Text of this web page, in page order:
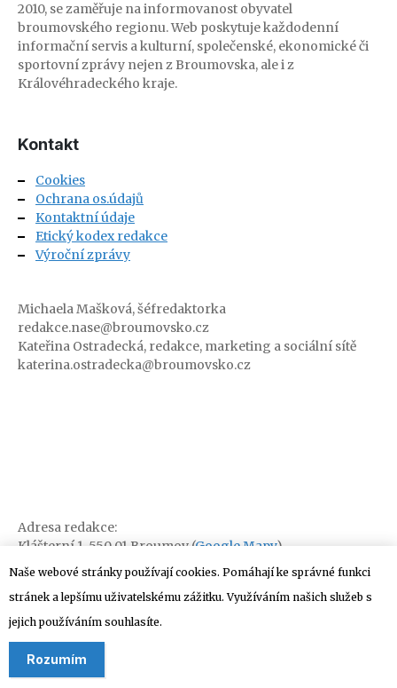
2010, se zaměřuje na informovanost obyvatel
broumovského regionu. Web poskytuje každodenní
informační servis a kulturní, společenské, ekonomické či
sportovní zprávy nejen z Broumovska, ale i z
Královéhradeckého kraje.
Kontakt
Cookies
Ochrana os.údajů
Kontaktní údaje
Etický kodex redakce
Výroční zprávy
Michaela Mašková, šéfredaktorka
redakce.nase@broumovsko.cz
Kateřina Ostradecká, redakce, marketing a sociální sítě
katerina.ostradecka@broumovsko.cz
Adresa redakce:
Klášterní 1, 550 01 Broumov (Google Mapy)
Naše webové stránky používají cookies. Pomáhají ke správné funkci
stránek a lepšímu uživatelskému zážitku. Využíváním našich služeb s
jejich používáním souhlasíte.
Rozumím